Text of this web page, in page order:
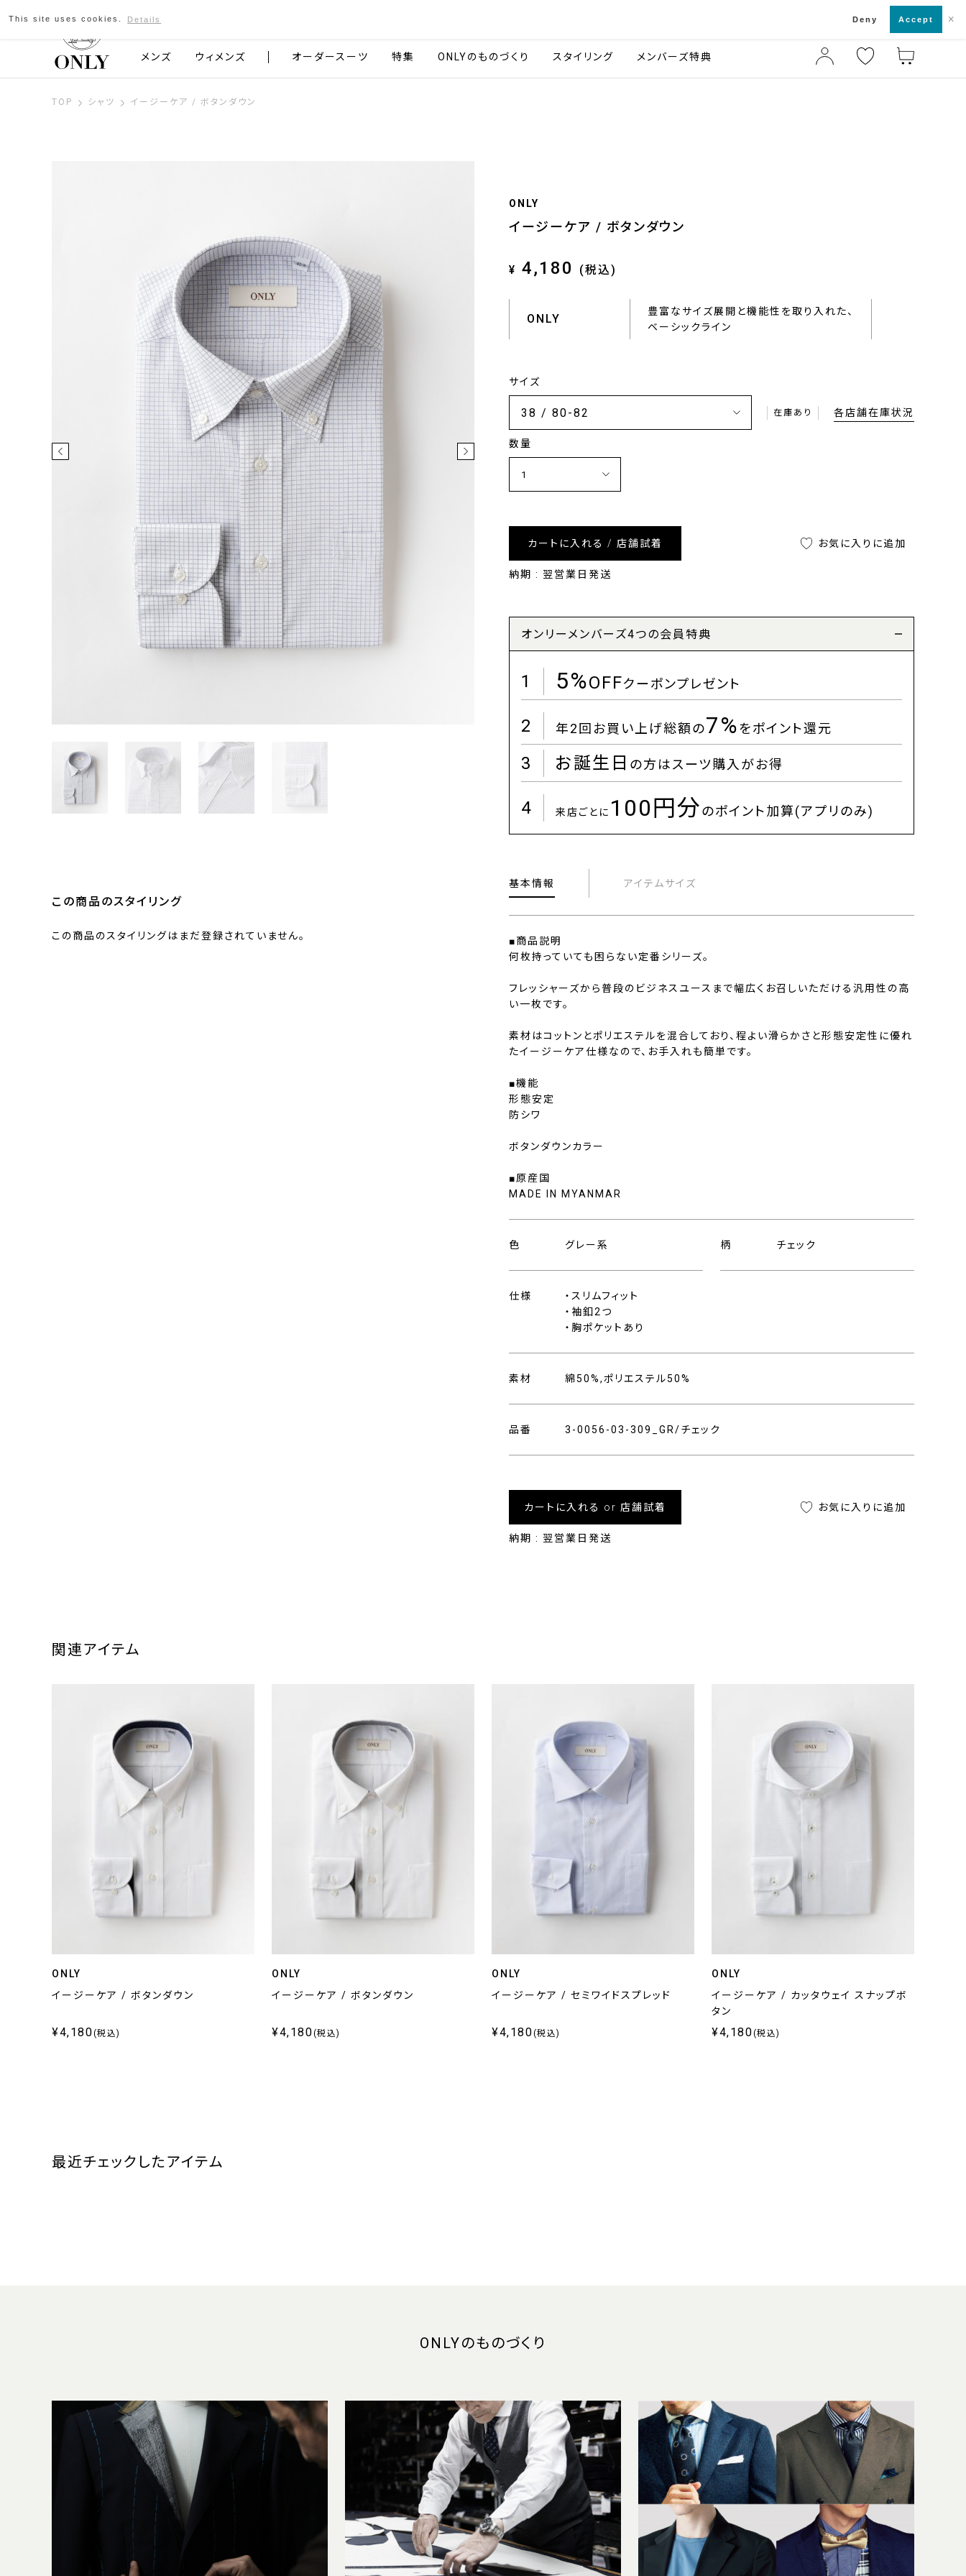
京都発のスーツブランド ONLY
メンズ ウィメンズ オーダースーツ 特集 ONLYのものづくり スタイリング メンバーズ特典
TOP シャツ イージーケア / ボタンダウン
ONLY
イージーケア / ボタンダウン
¥ 4,180 (税込)
ONLY
豊富なサイズ展開と機能性を取り入れた、
ベーシックライン
サイズ
在庫あり 各店舗在庫状況
数量
カートに入れる / 店舗試着
納期 : 翌営業日発送
お気に入りに追加
オンリーメンバーズ4つの会員特典
1 5%OFFクーポンプレゼント
2 年2回お買い上げ総額の7%をポイント還元
3 お誕生日 の方はスーツ購入がお得
4 来店ごとに 100円分のポイント加算(アプリのみ)
基本情報 アイテムサイズ
■商品説明
何枚持っていても困らない定番シリーズ。
フレッシャーズから普段のビジネスユースまで幅広くお召しいただける汎用性の高
い一枚です。
素材はコットンとポリエステルを混合しており、程よい滑らかさと形態安定性に優れ
たイージーケア仕様なので、お手入れも簡単です。
■機能
形態安定
防シワ
ボタンダウンカラー
■原産国
MADE IN MYANMAR
色 グレー系 柄 チェック
仕様
・スリムフィット
・袖釦2つ
・胸ポケットあり
素材 綿50%,ポリエステル50%
品番 3-0056-03-309_GR/チェック
カートに入れる or 店舗試着
納期 : 翌営業日発送
お気に入りに追加
この商品のスタイリング
この商品のスタイリングはまだ登録されていません。
関連アイテム
ONLY
イージーケア / ボタンダウン
¥4,180(税込)
ONLY
イージーケア / ボタンダウン
¥4,180(税込)
ONLY
イージーケア / セミワイドスプレッド
¥4,180(税込)
ONLY
イージーケア / カッタウェイ スナップボ
タン
¥4,180(税込)
最近チェックしたアイテム
ONLYのものづくり
This site uses cookies. Details Deny Accept ×